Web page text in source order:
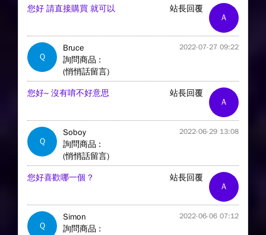
A
站長回覆
您好 請直接購買 就可以
Q
Bruce 2022-07-27 09:22
詢問商品 :
(悄悄話留言)
A
站長回覆
您好~ 沒有唷不好意思
Q
Soboy 2022-06-29 13:08
詢問商品 :
(悄悄話留言)
A
站長回覆
您好喜歡哪一個 ?
Q
Simon 2022-06-06 07:12
詢問商品 :